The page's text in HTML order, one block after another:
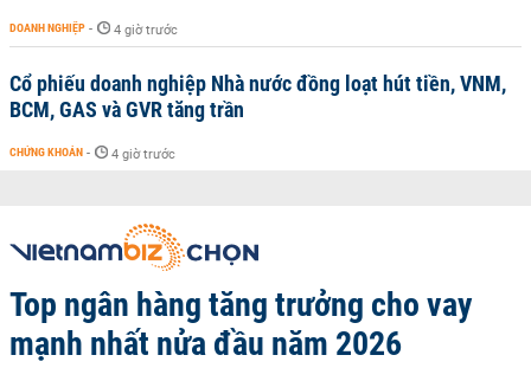
DOANH NGHIỆP - 4 giờ trước
Cổ phiếu doanh nghiệp Nhà nước đồng loạt hút tiền, VNM,
BCM, GAS và GVR tăng trần
CHỨNG KHOÁN - 4 giờ trước
Top ngân hàng tăng trưởng cho vay
mạnh nhất nửa đầu năm 2026